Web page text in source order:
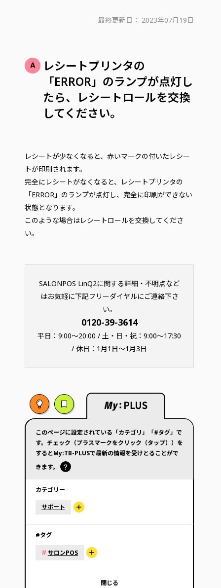
最終更新日： 2023年07月19日
レシートプリンタの
「ERROR」のランプが点灯し
たら、レシートロールを交換
してください。
レシートが少なくなると、赤いマークの付いたレシー
トが印刷されます。
完全にレシートがなくなると、レシートプリンタの
「ERROR」のランプが点灯し、完全に印刷ができない
状態となります。
このような場合はレシートロールを交換してくださ
い。
SALONPOS LinQ2に関する詳細・不明点など
はお気軽に下記フリーダイヤルにご連絡下さ
い。
0120-39-3614
平日：9:00～20:00 / 土・日・祝：9:00～17:30
/ 休日：1月1日～1月3日
このページに設定されている「カテゴリ」「#タグ」で
す。チェック（プラスマークをクリック（タップ））を
するとMy:TB-PLUSで最新の情報を受けとることがで
きます。
カテゴリー
サポート
#タグ
#サロンPOS
閉じる